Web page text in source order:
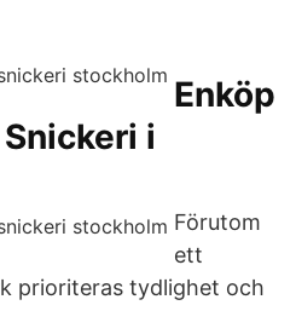
Enköp
i
Förutom
ett
prioriteras tydlighet och